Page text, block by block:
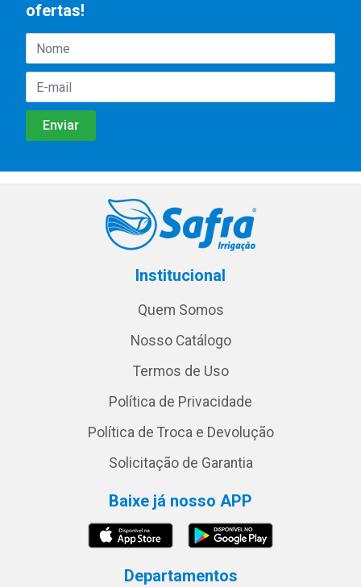
ofertas!
Institucional
Quem Somos
Nosso Catálogo
Termos de Uso
Política de Privacidade
Política de Troca e Devolução
Solicitação de Garantia
Baixe já nosso APP
Departamentos